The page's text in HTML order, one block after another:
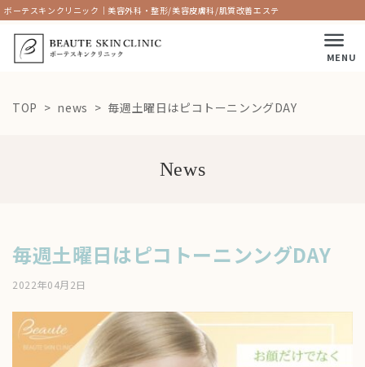
ボーテスキンクリニック｜美容外科・整形/美容皮膚科/肌質改善エステ
MENU
TOP news 毎週土曜日はピコトーニンングDAY
News
毎週土曜日はピコトーニンングDAY
2022年04月2日